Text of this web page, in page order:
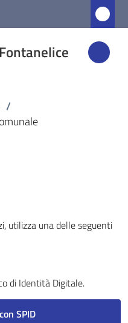
/
utilizza una delle seguenti
di Identità Digitale.
SPID